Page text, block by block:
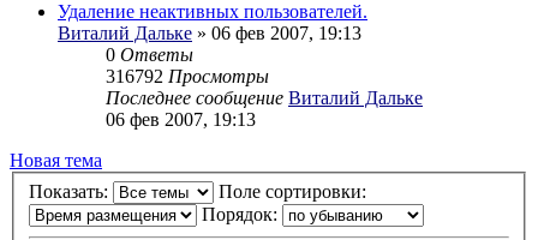
Удаление неактивных пользователей.
Виталий Дальке » 06 фев 2007, 19:13
0 Ответы
316792 Просмотры
Последнее сообщение Виталий Дальке
06 фев 2007, 19:13
Новая тема
Показать:
Поле сортировки:
Порядок: